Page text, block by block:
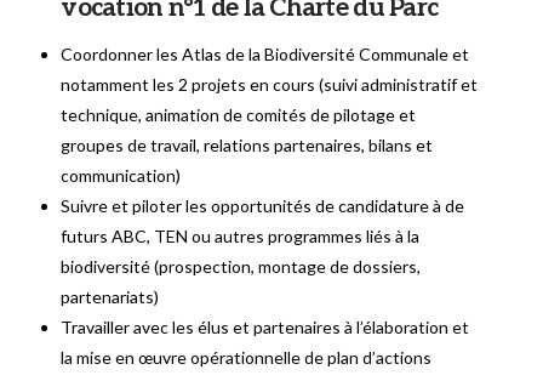
vocation n°1 de la Charte du Parc
Coordonner les Atlas de la Biodiversité Communale et
notamment les 2 projets en cours (suivi administratif et
technique, animation de comités de pilotage et
groupes de travail, relations partenaires, bilans et
communication)
Suivre et piloter les opportunités de candidature à de
futurs ABC, TEN ou autres programmes liés à la
biodiversité (prospection, montage de dossiers,
partenariats)
Travailler avec les élus et partenaires à l’élaboration et
la mise en œuvre opérationnelle de plan d’actions